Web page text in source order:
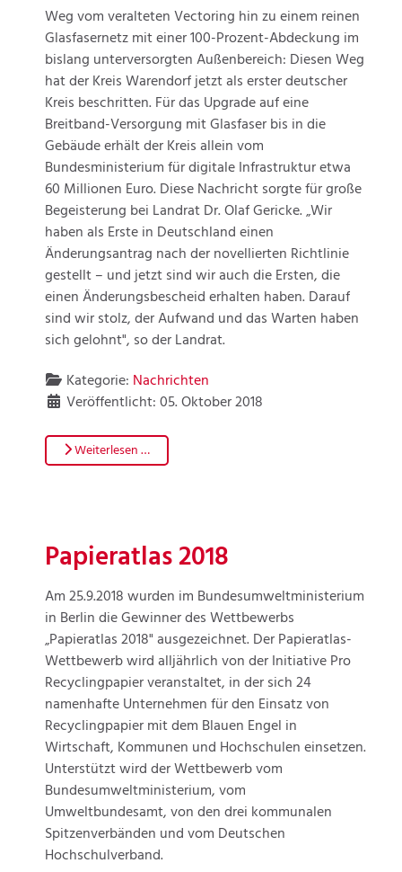
Weg vom veralteten Vectoring hin zu einem reinen
Glasfasernetz mit einer 100-Prozent-Abdeckung im
bislang unterversorgten Außenbereich: Diesen Weg
hat der Kreis Warendorf jetzt als erster deutscher
Kreis beschritten. Für das Upgrade auf eine
Breitband-Versorgung mit Glasfaser bis in die
Gebäude erhält der Kreis allein vom
Bundesministerium für digitale Infrastruktur etwa
60 Millionen Euro. Diese Nachricht sorgte für große
Begeisterung bei Landrat Dr. Olaf Gericke. „Wir
haben als Erste in Deutschland einen
Änderungsantrag nach der novellierten Richtlinie
gestellt – und jetzt sind wir auch die Ersten, die
einen Änderungsbescheid erhalten haben. Darauf
sind wir stolz, der Aufwand und das Warten haben
sich gelohnt", so der Landrat.
Kategorie: Nachrichten
Veröffentlicht: 05. Oktober 2018
Weiterlesen …
Papieratlas 2018
Am 25.9.2018 wurden im Bundesumweltministerium
in Berlin die Gewinner des Wettbewerbs
„Papieratlas 2018" ausgezeichnet. Der Papieratlas-
Wettbewerb wird alljährlich von der Initiative Pro
Recyclingpapier veranstaltet, in der sich 24
namenhafte Unternehmen für den Einsatz von
Recyclingpapier mit dem Blauen Engel in
Wirtschaft, Kommunen und Hochschulen einsetzen.
Unterstützt wird der Wettbewerb vom
Bundesumweltministerium, vom
Umweltbundesamt, von den drei kommunalen
Spitzenverbänden und vom Deutschen
Hochschulverband.